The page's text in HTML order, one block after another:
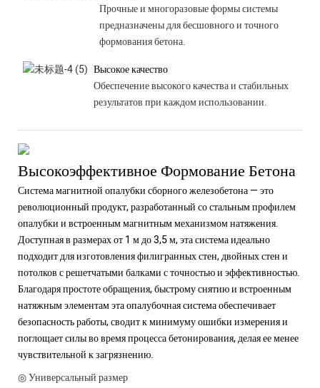
Прочные и многоразовые формы системы
предназначены для бесшовного и точного
формования бетона.
Высокое качество
Обеспечение высокого качества и стабильных
результатов при каждом использовании.
Высокоэффективное Формование Бетона
Система магнитной опалубки сборного железобетона — это
революционный продукт, разработанный со стальным профилем
опалубки и встроенным магнитным механизмом натяжения.
Доступная в размерах от 1 м до 3,5 м, эта система идеально
подходит для изготовления филигранных стен, двойных стен и
потолков с решетчатыми балками с точностью и эффективностью.
Благодаря простоте обращения, быстрому снятию и встроенным
натяжным элементам эта опалубочная система обеспечивает
безопасность работы, сводит к минимуму ошибки измерения и
поглощает силы во время процесса бетонирования, делая ее менее
чувствительной к загрязнению.
◎ Универсальный размер